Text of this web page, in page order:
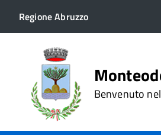
Regione Abruzzo
Benvenuto